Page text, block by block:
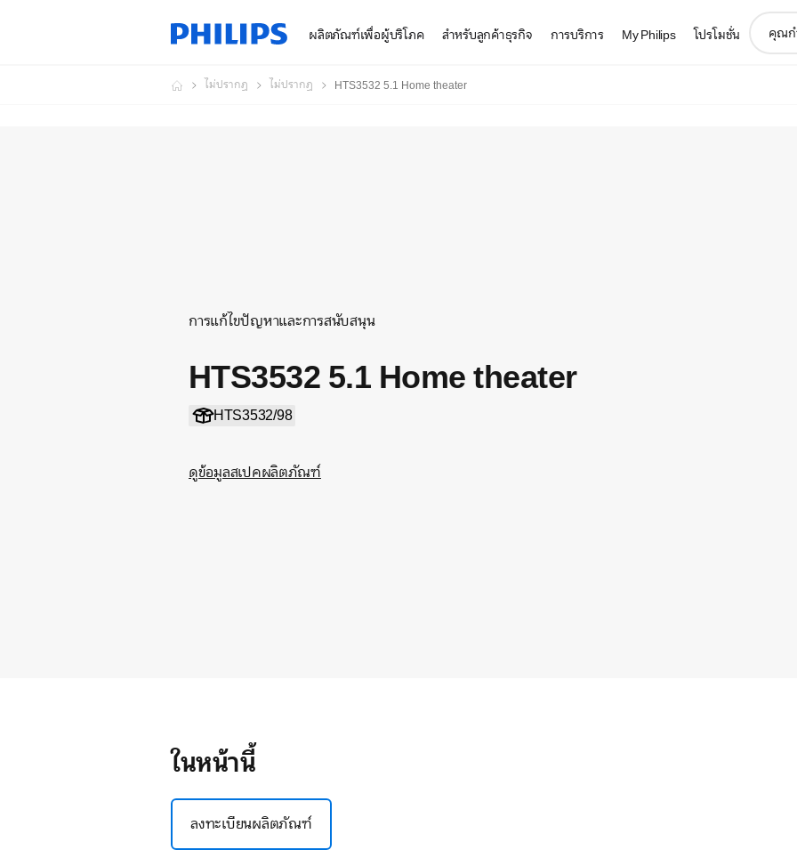
ผลิตภัณฑ์เพื่อผู้บริโภค สำหรับลูกค้าธุรกิจ การบริการ My Philips โปรโมชั่น
search
ไม่ปรากฏ ไม่ปรากฏ HTS3532 5.1 Home theater
การแก้ไขปัญหาและการสนับสนุน
HTS3532 5.1 Home theater
HTS3532/98
ดูข้อมูลสเปคผลิตภัณฑ์
ในหน้านี้
ลงทะเบียนผลิตภัณฑ์